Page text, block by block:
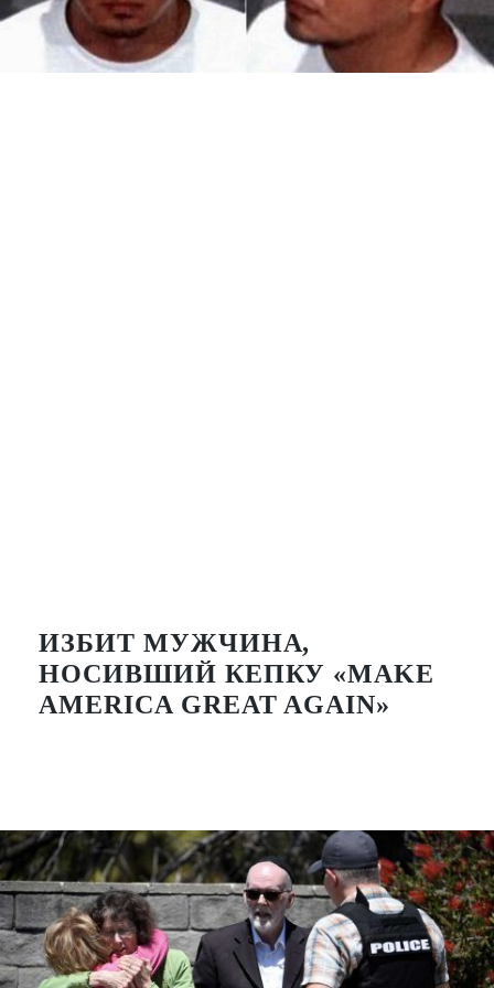
ИЗБИТ МУЖЧИНА,
НОСИВШИЙ КЕПКУ «MAKE
AMERICA GREAT AGAIN»